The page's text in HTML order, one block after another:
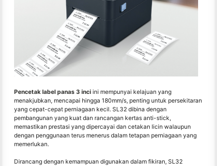
Pencetak label panas 3 inci ini mempunyai kelajuan yang
menakjubkan, mencapai hingga 180mm/s, penting untuk persekitaran
yang cepat-cepat perniagaan kecil. SL32 dibina dengan
pembangunan yang kuat dan rancangan kertas anti-stick,
memastikan prestasi yang dipercayai dan cetakan licin walaupun
dengan penggunaan terus menerus dalam tetapan perniagaan yang
memerlukan.
Dirancang dengan kemampuan digunakan dalam fikiran, SL32